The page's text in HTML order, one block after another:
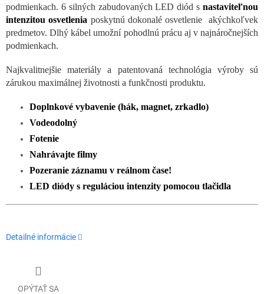
podmienkach. 6 silných zabudovaných LED diód s nastaviteľnou
intenzitou osvetlenia poskytnú dokonalé osvetlenie akýchkoľvek
predmetov. Dlhý kábel umožní pohodlnú prácu aj v najnáročnejších
podmienkach.
Najkvalitnejšie materiály a patentovaná technológia výroby sú
zárukou maximálnej životnosti a funkčnosti produktu.
Doplnkové vybavenie (hák, magnet, zrkadlo)
Vodeodolný
Fotenie
Nahrávajte filmy
Pozeranie záznamu v reálnom čase!
LED diódy s reguláciou intenzity pomocou tlačidla
Detailné informácie
OPÝTAŤ SA